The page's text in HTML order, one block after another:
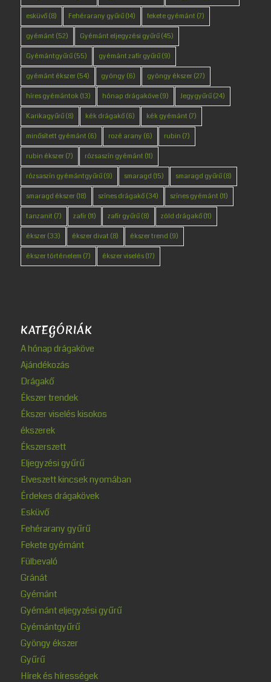
esküvő(8) Fehérarany gyűrű(14) fekete gyémánt (7)
gyémánt (52) Gyémánt eljegyzési gyűrű(45)
Gyémántgyűrű(55) gyémánt zafír gyűrű(9)
gyémánt ékszer(54) gyöngy (6) gyöngy ékszer(27)
híres gyémántok(13) hónap drágaköve(9) Jegygyűrű(24)
Karikagyűrű(8) kék drágakő(6) kék gyémánt (7)
minősített gyémánt (6) rozé arany (6) rubin (7)
rubin ékszer(7) rózsaszín gyémánt (11)
rózsaszín gyémántgyűrű(9) smaragd (15) smaragd gyűrű(8)
smaragd ékszer(18) színes drágakő(34) színes gyémánt (11)
tanzanit (7) zafír(11) zafír gyűrű(8) zöld drágakő(11)
ékszer(33) ékszer divat (8) ékszer trend (9)
ékszer történelem (7) ékszer viselés(17)
KATEGÓRIÁK
A hónap drágaköve
Ajándékozás
Drágakő
Ékszer trendek
Ékszer viselés kisokos
ékszerek
Ékszerszett
Eljegyzési gyűrű
Elveszett kincsek nyomában
Érdekes drágakövek
Esküvő
Fehérarany gyűrű
Fekete gyémánt
Fülbevaló
Gránát
Gyémánt
Gyémánt eljegyzési gyűrű
Gyémántgyűrű
Gyöngy ékszer
Gyűrű
Hírek és hírességek